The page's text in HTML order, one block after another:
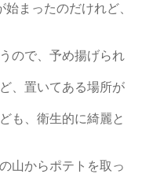
まったのだけれど、
ので、予め揚げられ
、置いてある場所が
も、衛生的に綺麗と
山からポテトを取っ